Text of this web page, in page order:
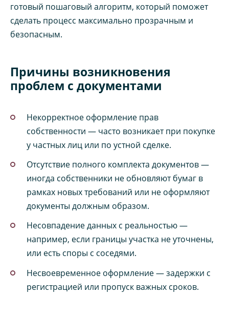
готовый пошаговый алгоритм, который поможет
сделать процесс максимально прозрачным и
безопасным.
Причины возникновения
проблем с документами
Некорректное оформление прав
собственности — часто возникает при покупке
у частных лиц или по устной сделке.
Отсутствие полного комплекта документов —
иногда собственники не обновляют бумаг в
рамках новых требований или не оформляют
документы должным образом.
Несовпадение данных с реальностью —
например, если границы участка не уточнены,
или есть споры с соседями.
Несвоевременное оформление — задержки с
регистрацией или пропуск важных сроков.